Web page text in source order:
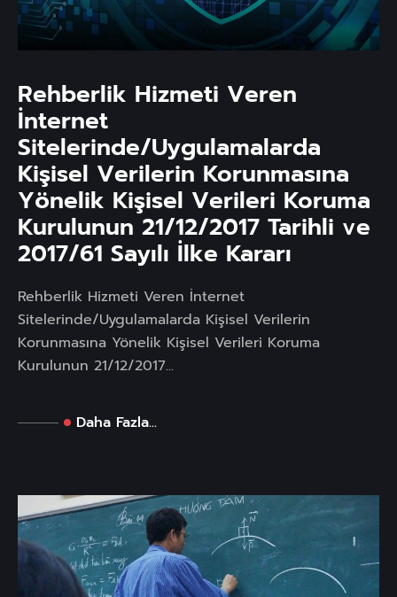
Rehberlik Hizmeti Veren
İnternet
Sitelerinde/Uygulamalarda
Kişisel Verilerin Korunmasına
Yönelik Kişisel Verileri Koruma
Kurulunun 21/12/2017 Tarihli ve
2017/61 Sayılı İlke Kararı
Rehberlik Hizmeti Veren İnternet
Sitelerinde/Uygulamalarda Kişisel Verilerin
Korunmasına Yönelik Kişisel Verileri Koruma
Kurulunun 21/12/2017...
Daha Fazla...